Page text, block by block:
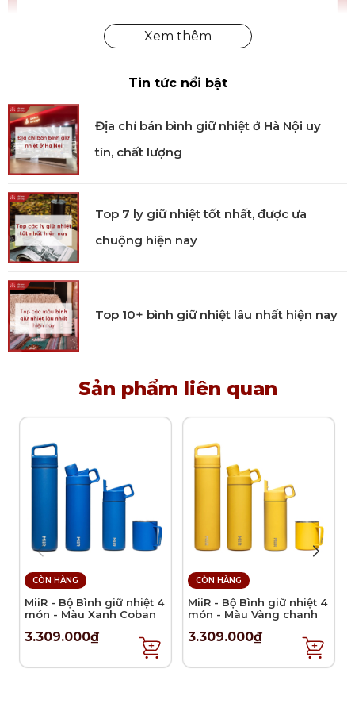
Bộ nĩa Select màu bạc 4 món chính hãng
Công nghệ sản xuất
Sản phẩm được sản xuất với công nghệ tiên tiến tại
Anh, qua quy trình kiểm soát nghiêm ngặt từ
đều, đảm bảo tính thẩm mỹ và độ bền lâu dài. Mỗi
chiếc nĩa được hoàn thiện kỹ lưỡng để đáp ứng tiêu
chuẩn bàn ăn cao cấp.
Thích hợp để thưởng thức bánh ngọt và các
món tráng miệng.
Sử dụng hàng ngày hoặc sử dụng trong các bữa
tiệc.
Lưu ý vệ sinh và sử dụng
Khuyến khích vệ sinh sản phẩm bằng tay.
Tin tức nổi bật
Địa chỉ bán bình giữ nhiệt ở Hà Nội uy
tín, chất lượng
Top 7 ly giữ nhiệt tốt nhất, được ưa
chuộng hiện nay
Top 10+ bình giữ nhiệt lâu nhất hiện nay
Sản phẩm liên quan
CÒN HÀNG
MiiR - Bộ Bình giữ nhiệt 4
món - Màu Xanh Coban
3.309.000₫
CÒN HÀNG
MiiR - Bộ Bình giữ nhiệt 4
món - Màu Vàng chanh
3.309.000₫